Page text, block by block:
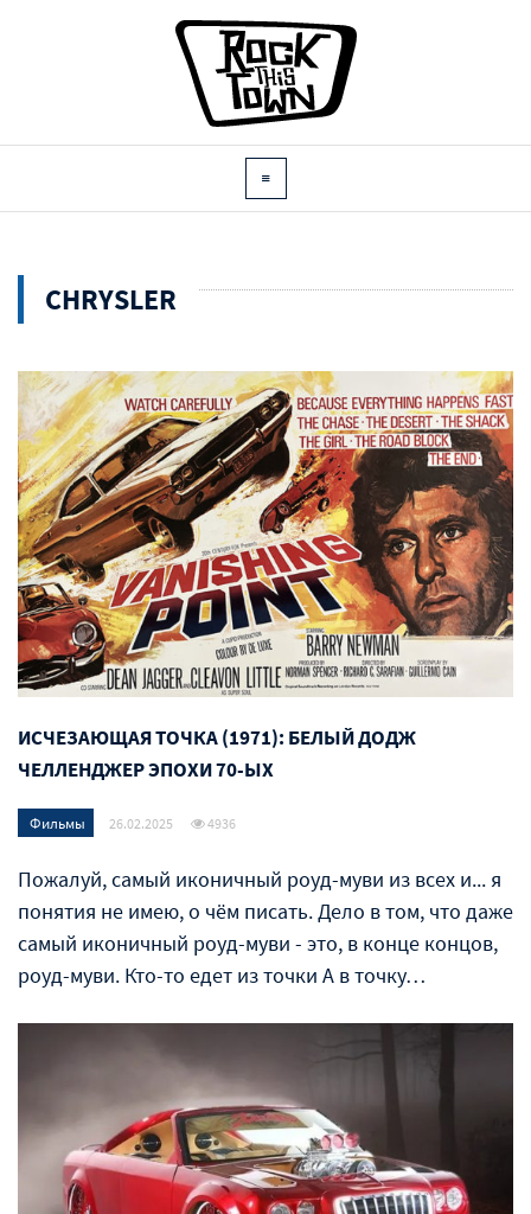
CHRYSLER
ИСЧЕЗАЮЩАЯ ТОЧКА (1971): БЕЛЫЙ ДОДЖ
ЧЕЛЛЕНДЖЕР ЭПОХИ 70-ЫХ
Фильмы 26.02.2025 4936
Пожалуй, самый иконичный роуд-муви из всех и... я
понятия не имею, о чём писать. Дело в том, что даже
самый иконичный роуд-муви - это, в конце концов,
роуд-муви. Кто-то едет из точки А в точку…